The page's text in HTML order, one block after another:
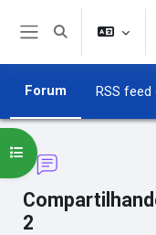
Skip to main content
Toggle search
Forum RSS
2
Open course index